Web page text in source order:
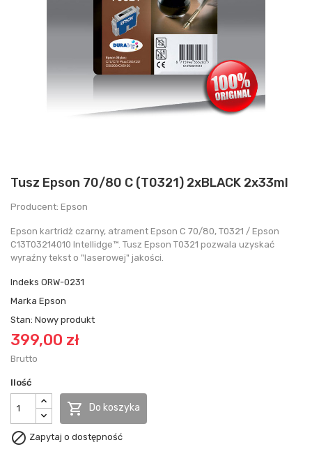
Tusz Epson 70/80 C (T0321) 2xBLACK 2x33ml
Producent: Epson
Epson kartridż czarny, atrament Epson C 70/80 , T0321 / Epson
C13T03214010 Intellidge™. Tusz Epson T0321 pozwala uzyskać
wyraźny tekst o "laserowej" jakości.
Indeks ORW-0231
Marka Epson
Stan: Nowy produkt
399,00 zł
Brutto
Ilość
 Do koszyka
 Zapytaj o dostępność